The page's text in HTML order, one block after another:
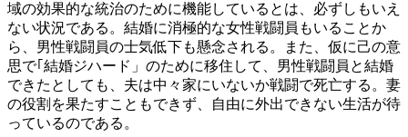
域の効果的な統治のために機能しているとは、必ずしもいえ
ない状況である。結婚に消極的な女性戦闘員もいることか
ら、男性戦闘員の士気低下も懸念される。また、仮に己の意
思で｢結婚ジハード」のために移住して、男性戦闘員と結婚
できたとしても、夫は中々家にいないか戦闘で死亡する。妻
の役割を果たすこともできず、自由に外出できない生活が待
っているのである。